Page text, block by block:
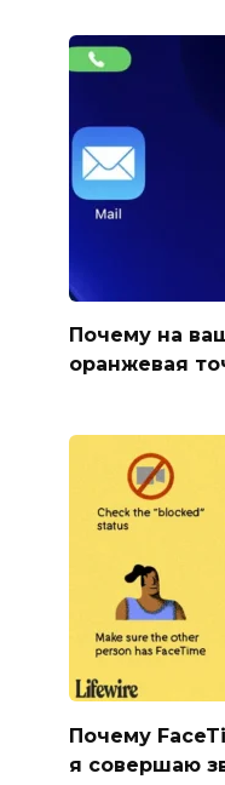
Почему на
оранжевая
Почему
я совершаю